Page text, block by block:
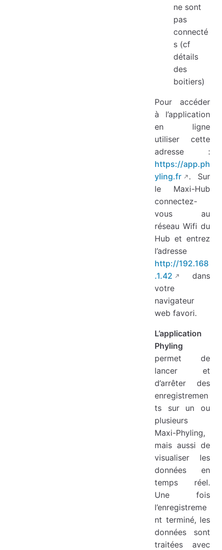
ne sont
pas
connecté
s (cf
détails
des
boitiers)
Pour accéder
à l’application
en ligne
utiliser cette
adresse :
https://app.ph
yling.fr
. Sur
le Maxi-Hub
connectez-
vous au
réseau Wifi du
Hub et entrez
l’adresse
http://192.168
.1.42
dans
votre
navigateur
web favori.
L’application
Phyling
permet de
lancer et
d’arrêter des
enregistremen
ts sur un ou
plusieurs
Maxi-Phyling,
mais aussi de
visualiser les
données en
temps réel.
Une fois
l’enregistreme
nt terminé, les
données sont
traitées avec